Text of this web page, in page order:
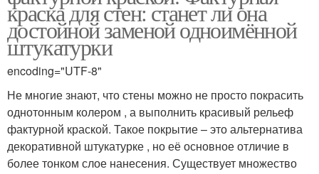
краска для стен: станет ли она
достойной заменой одноимённой
штукатурки
encoding="UTF-8"
Не многие знают, что стены можно не просто покрасить
однотонным колером , а выполнить красивый рельеф
фактурной краской. Такое покрытие – это альтернатива
декоративной штукатурке , но её основное отличие в
более тонком слое нанесения. Существует множество